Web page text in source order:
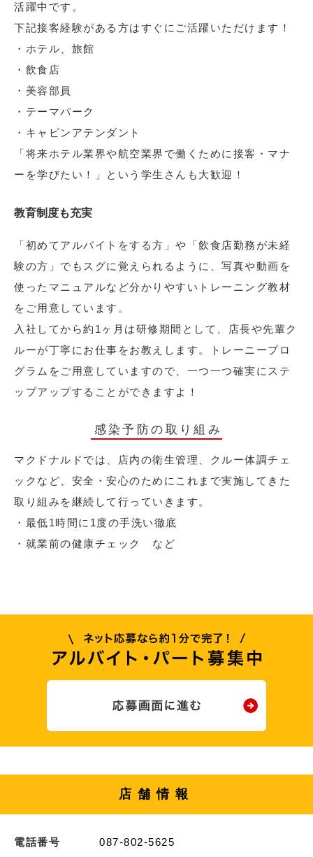
活躍中です。
下記接客経験がある方はすぐにご活躍いただけます！
・ホテル、旅館
・飲食店
・美容部員
・テーマパーク
・キャビンアテンダント
「将来ホテル業界や航空業界で働くために接客・マナ
ーを学びたい！」という学生さんも大歓迎！
教育制度も充実
「初めてアルバイトをする方」や「飲食店勤務が未経
験の方」でもスグに覚えられるように、写真や動画を
使ったマニュアルなど分かりやすいトレーニング教材
をご用意しています。
入社してから約1ヶ月は研修期間として、店長や先輩ク
ルーが丁寧にお仕事をお教えします。トレーニープロ
グラムをご用意していますので、一つ一つ確実にステ
ップアップすることができますよ！
感染予防の取り組み
マクドナルドでは、店内の衛生管理、クルー体調チェ
ックなど、安全・安心のためにこれまで実施してきた
取り組みを継続して行っていきます。
・最低1時間に1度の手洗い徹底
・就業前の健康チェック など
店舗情報
電話番号 087-802-5625